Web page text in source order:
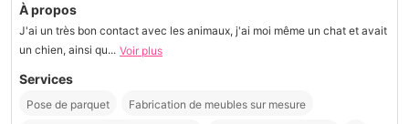
À propos
J'ai un très bon contact avec les animaux, j'ai moi même un chat et avait
un chien, ainsi qu... Voir plus
Services
Pose de parquet Fabrication de meubles sur mesure